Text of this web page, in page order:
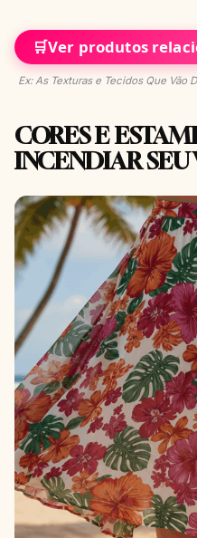
🛒Ver produtos
Ex: As Texturas e Tecidos Que Vão
CORES E
INCENDIAR SEU